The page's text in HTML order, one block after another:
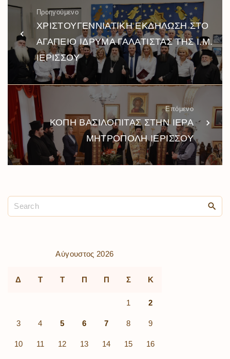
Προηγούμενο
ΧΡΙΣΤΟΥΓΕΝΝΙΑΤΙΚΗ ΕΚΔΗΛΩΣΗ ΣΤΟ
ΑΓΑΠΕΙΟ ΙΔΡΥΜΑ ΓΑΛΑΤΙΣΤΑΣ ΤΗΣ Ι.Μ.
ΙΕΡΙΣΣΟΥ
Επόμενο
ΚΟΠΗ ΒΑΣΙΛΟΠΙΤΑΣ ΣΤΗΝ ΙΕΡΑ
ΜΗΤΡΟΠΟΛΗ ΙΕΡΙΣΣΟΥ
Αύγουστος 2026
Δ Τ Τ Π Π Σ Κ
1 2
3 4 5 6 7 8 9
10 11 12 13 14 15 16